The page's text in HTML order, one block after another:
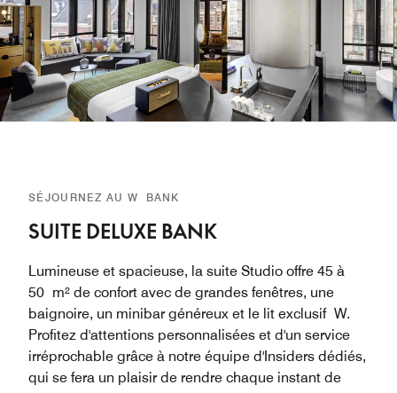
SÉJOURNEZ AU W BANK
SUITE DELUXE BANK
Lumineuse et spacieuse, la suite Studio offre 45 à
50 m² de confort avec de grandes fenêtres, une
baignoire, un minibar généreux et le lit exclusif W.
Profitez d'attentions personnalisées et d'un service
irréprochable grâce à notre équipe d'Insiders dédiés,
qui se fera un plaisir de rendre chaque instant de